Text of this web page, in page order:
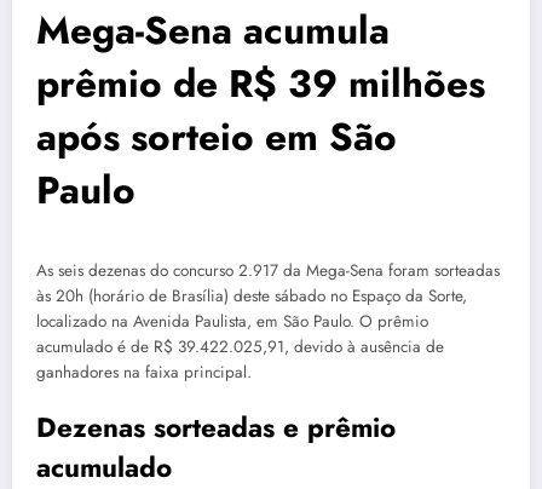
Mega-Sena acumula
prêmio de R$ 39 milhões
após sorteio em São
Paulo
As seis dezenas do concurso 2.917 da Mega-Sena foram sorteadas
às 20h (horário de Brasília) deste sábado no Espaço da Sorte,
localizado na Avenida Paulista, em São Paulo. O prêmio
acumulado é de R$ 39.422.025,91, devido à ausência de
ganhadores na faixa principal.
Dezenas sorteadas e prêmio
acumulado